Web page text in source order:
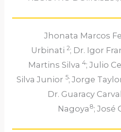
Jhonata Marcos
Urbinati 2; Dr. Igor
Martins Silva 4; Julio
Silva Junior 5; Jorge
Dr. Guaracy
Nagoya 8; José